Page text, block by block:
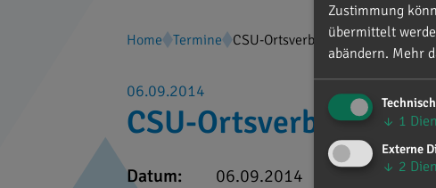
Home Termine CSU-Ortsverband Stammham -
06.09.2014
CSU-Ortsverband
Datum:
06.09.2014
Zustimmung
übermittelt
abändern. Mehr
↓ 1
Externe
↓ 2